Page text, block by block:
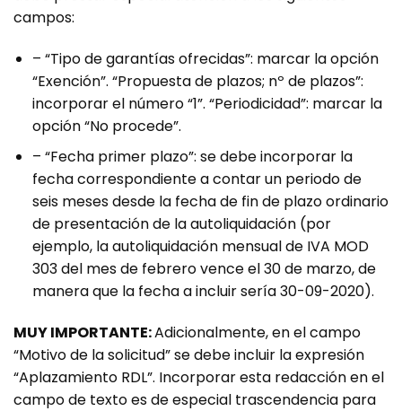
campos:
– “Tipo de garantías ofrecidas”: marcar la opción
“Exención”. “Propuesta de plazos; nº de plazos”:
incorporar el número “1”. “Periodicidad”: marcar la
opción “No procede”.
– “Fecha primer plazo”: se debe incorporar la
fecha correspondiente a contar un periodo de
seis meses desde la fecha de fin de plazo ordinario
de presentación de la autoliquidación (por
ejemplo, la autoliquidación mensual de IVA MOD
303 del mes de febrero vence el 30 de marzo, de
manera que la fecha a incluir sería 30-09-2020).
MUY IMPORTANTE:Adicionalmente, en el campo
“Motivo de la solicitud” se debe incluir la expresión
“Aplazamiento RDL”. Incorporar esta redacción en el
campo de texto es de especial trascendencia para